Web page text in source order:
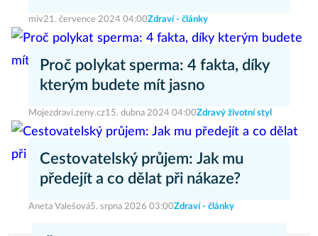
miv21. července 2024 04:00Zdraví - články
Proč polykat sperma: 4 fakta, díky
kterým budete mít jasno
Mojezdravi.zeny.cz15. dubna 2024 04:00Zdravý životní styl
Cestovatelský průjem: Jak mu
předejít a co dělat při nákaze?
Aneta Valešová5. srpna 2026 03:00Zdraví - články